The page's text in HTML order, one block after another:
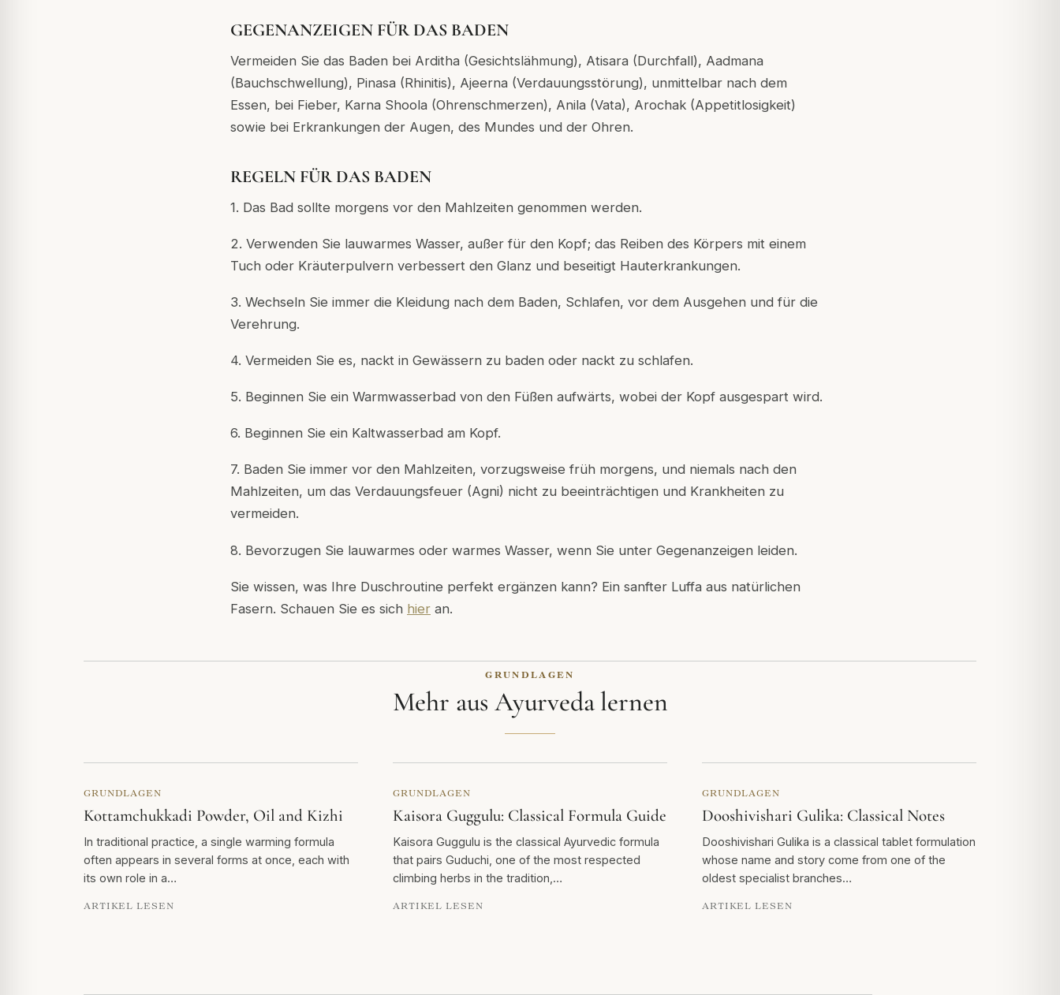
GEGENANZEIGEN FÜR DAS BADEN
Vermeiden Sie das Baden bei Arditha (Gesichtslähmung), Atisara (Durchfall), Aadmana
(Bauchschwellung), Pinasa (Rhinitis), Ajeerna (Verdauungsstörung), unmittelbar nach dem
Essen, bei Fieber, Karna Shoola (Ohrenschmerzen), Anila (Vata), Arochak (Appetitlosigkeit)
sowie bei Erkrankungen der Augen, des Mundes und der Ohren.
REGELN FÜR DAS BADEN
1. Das Bad sollte morgens vor den Mahlzeiten genommen werden.
2. Verwenden Sie lauwarmes Wasser, außer für den Kopf; das Reiben des Körpers mit einem
Tuch oder Kräuterpulvern verbessert den Glanz und beseitigt Hauterkrankungen.
3. Wechseln Sie immer die Kleidung nach dem Baden, Schlafen, vor dem Ausgehen und für die
Verehrung.
4. Vermeiden Sie es, nackt in Gewässern zu baden oder nackt zu schlafen.
5. Beginnen Sie ein Warmwasserbad von den Füßen aufwärts, wobei der Kopf ausgespart wird.
6. Beginnen Sie ein Kaltwasserbad am Kopf.
7. Baden Sie immer vor den Mahlzeiten, vorzugsweise früh morgens, und niemals nach den
Mahlzeiten, um das Verdauungsfeuer (Agni) nicht zu beeinträchtigen und Krankheiten zu
vermeiden.
8. Bevorzugen Sie lauwarmes oder warmes Wasser, wenn Sie unter Gegenanzeigen leiden.
Sie wissen, was Ihre Duschroutine perfekt ergänzen kann? Ein sanfter Luffa aus natürlichen
Fasern. Schauen Sie es sich hier an.
GRUNDLAGEN
Mehr aus Ayurveda lernen
GRUNDLAGEN
Kottamchukkadi Powder, Oil and Kizhi
In traditional practice, a single warming formula
often appears in several forms at once, each with
its own role in a…
ARTIKEL LESEN
GRUNDLAGEN
Kaisora Guggulu: Classical Formula Guide
Kaisora Guggulu is the classical Ayurvedic formula
that pairs Guduchi, one of the most respected
climbing herbs in the tradition,…
ARTIKEL LESEN
GRUNDLAGEN
Dooshivishari Gulika: Classical Notes
Dooshivishari Gulika is a classical tablet formulation
whose name and story come from one of the
oldest specialist branches…
ARTIKEL LESEN